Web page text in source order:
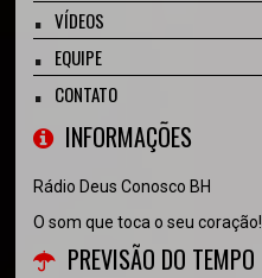
VÍDEOS
EQUIPE
CONTATO
INFORMAÇÕES
Rádio Deus Conosco BH
O som que toca o seu coração!
PREVISÃO DO TEMPO